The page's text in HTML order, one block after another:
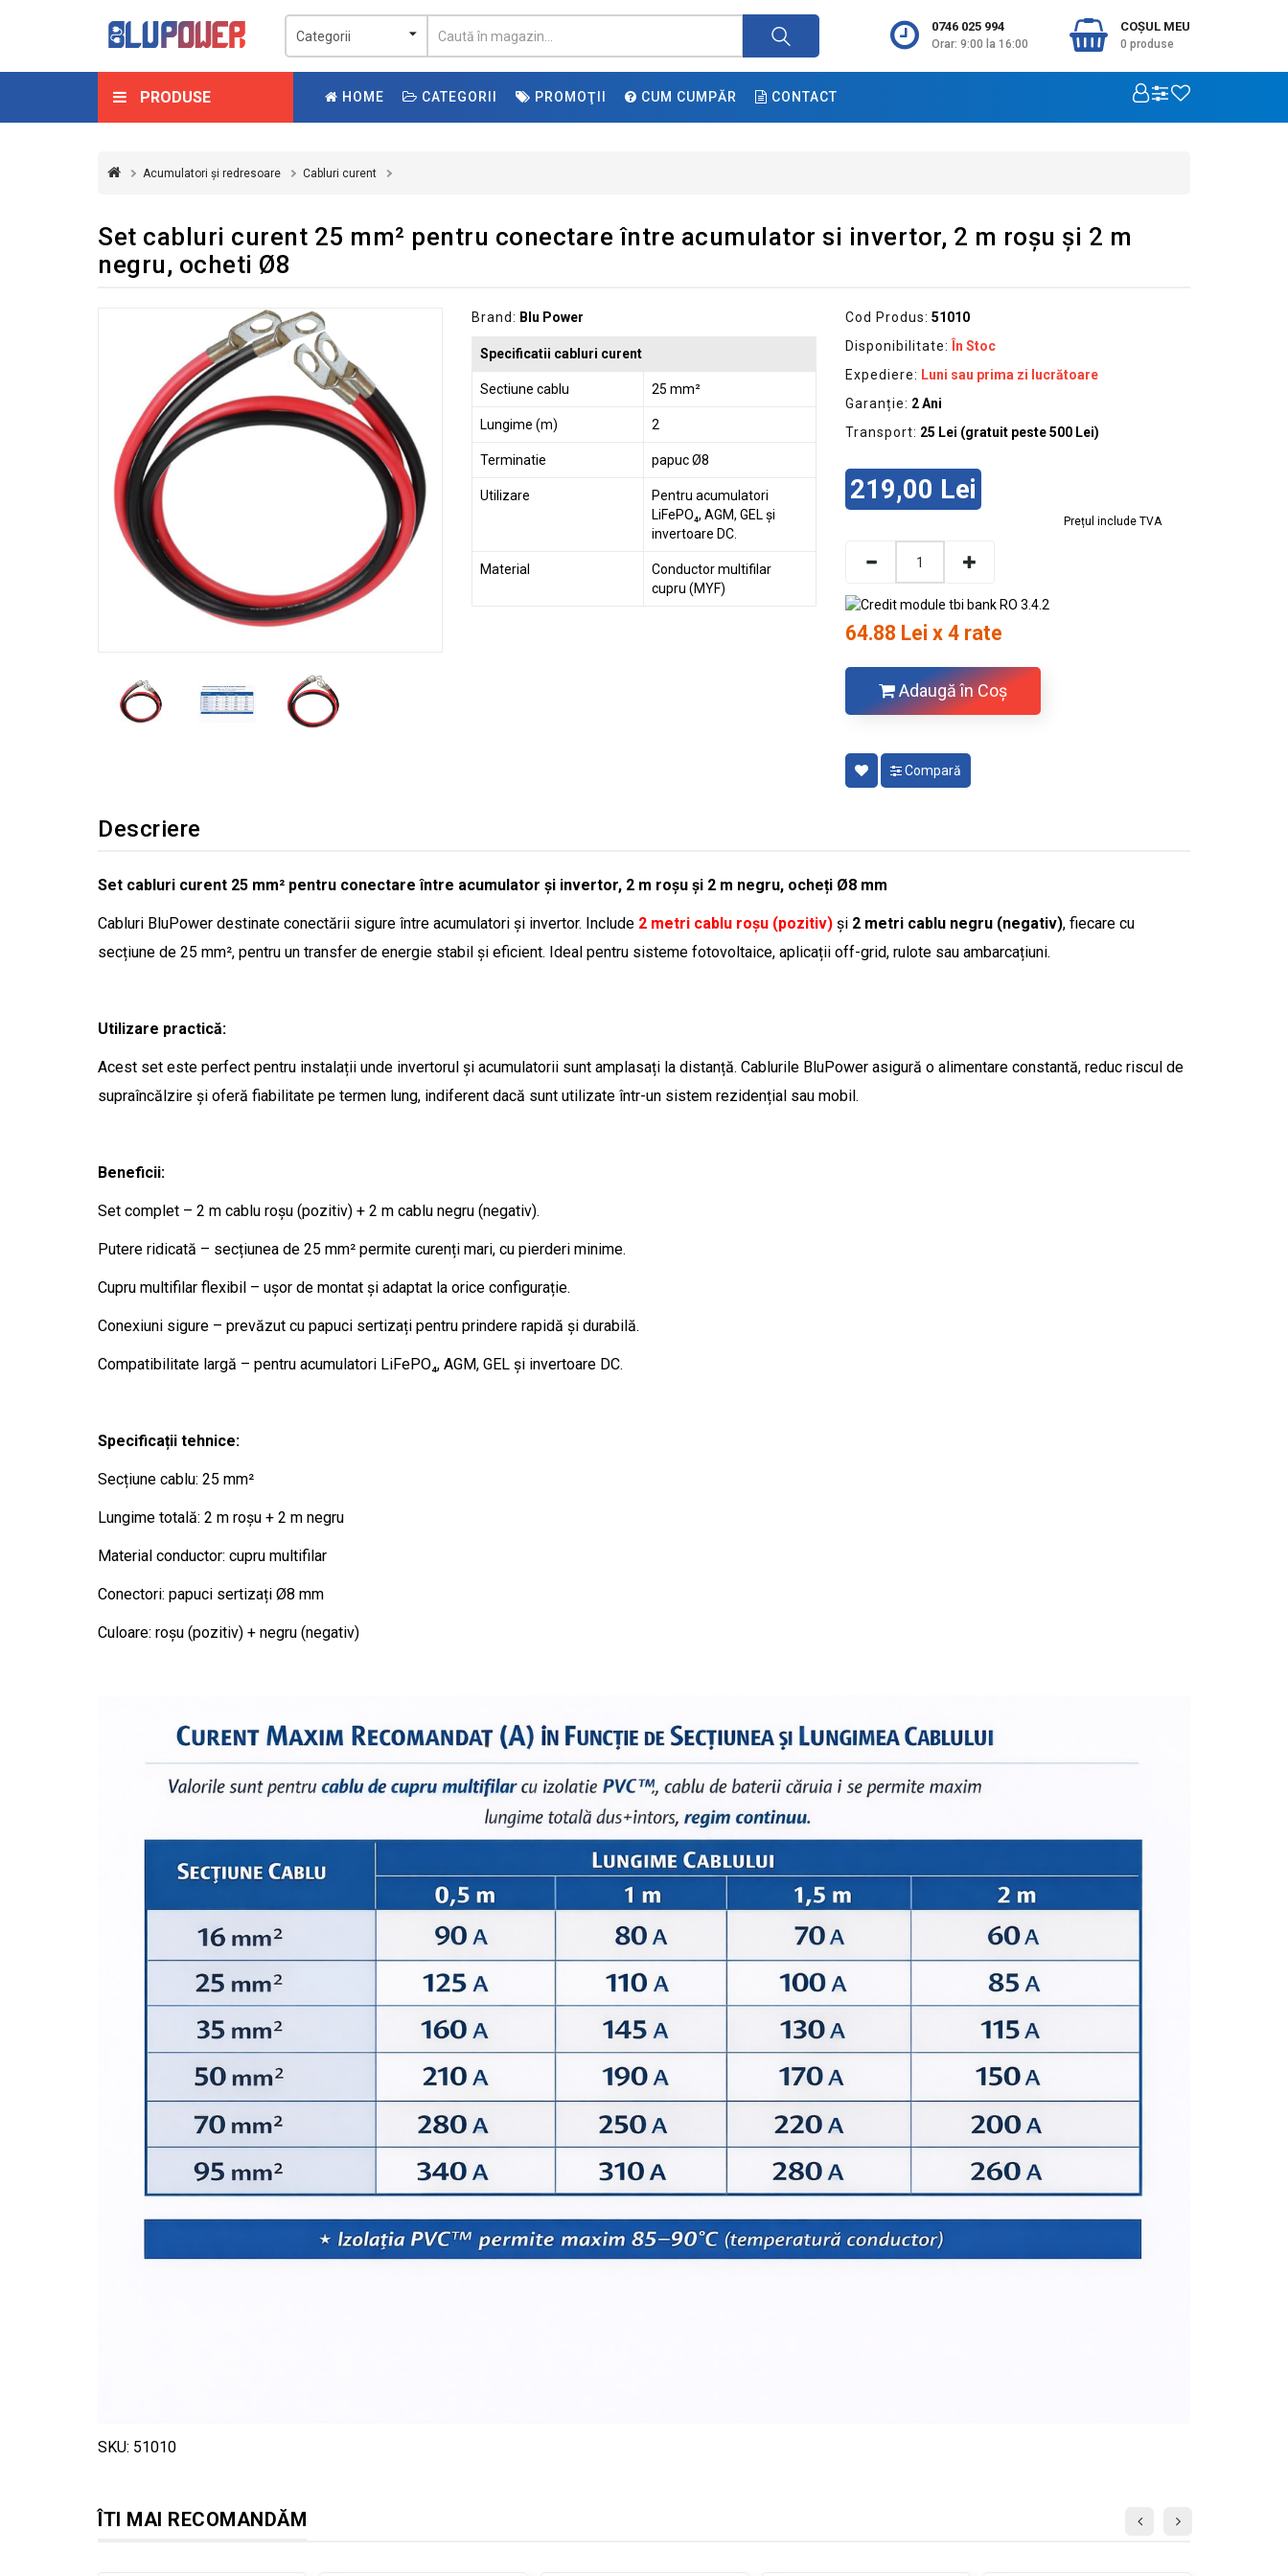
0746 025 994
Orar: 9:00 la 16:00
COŞUL MEU
0 produse
PRODUSE HOME CATEGORII PROMOŢII CUM CUMPĂR CONTACT
Acumulatori și redresoare Cabluri curent
Set cabluri curent 25 mm² pentru conectare între acumulator si invertor, 2 m roșu şi 2 m
negru, ocheti Ø8
Brand: Blu Power
Specificatii cabluri curent
Sectiune cablu 25 mm²
Lungime (m) 2
Terminatie papuc Ø8
Utilizare
Pentru acumulatori
LiFePO₄, AGM, GEL și
invertoare DC.
Material
Conductor multifilar
cupru (MYF)
Cod Produs: 51010
Disponibilitate:
În Stoc
Expediere: Luni sau prima zi lucrătoare
Garanție: 2 Ani
Transport: 25 Lei (gratuit peste 500 Lei)
219,00 Lei
Prețul include TVA
64.88 Lei x 4 rate
Adaugă în Coş
Compară
Descriere
Set cabluri curent 25 mm² pentru conectare între acumulator și invertor, 2 m roșu şi 2 m negru, ocheți Ø8 mm
Cabluri BluPower destinate conectării sigure între acumulatori și invertor. Include 2 metri cablu roșu (pozitiv) și 2 metri cablu negru (negativ), fiecare cu
secțiune de 25 mm², pentru un transfer de energie stabil și eficient. Ideal pentru sisteme fotovoltaice, aplicații off-grid, rulote sau ambarcațiuni.
Utilizare practică:
Acest set este perfect pentru instalații unde invertorul și acumulatorii sunt amplasați la distanță. Cablurile BluPower asigură o alimentare constantă, reduc riscul de
supraîncălzire și oferă fiabilitate pe termen lung, indiferent dacă sunt utilizate într-un sistem rezidențial sau mobil.
Beneficii:
Set complet – 2 m cablu roșu (pozitiv) + 2 m cablu negru (negativ).
Putere ridicată – secțiunea de 25 mm² permite curenți mari, cu pierderi minime.
Cupru multifilar flexibil – ușor de montat și adaptat la orice configurație.
Conexiuni sigure – prevăzut cu papuci sertizați pentru prindere rapidă și durabilă.
Compatibilitate largă – pentru acumulatori LiFePO₄, AGM, GEL și invertoare DC.
Specificații tehnice:
Secțiune cablu: 25 mm²
Lungime totală: 2 m roșu + 2 m negru
Material conductor: cupru multifilar
Conectori: papuci sertizați Ø8 mm
Culoare: roșu (pozitiv) + negru (negativ)
SKU: 51010
ÎTI MAI RECOMANDĂM